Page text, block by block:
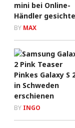
mini bei Online-
Händler
BY MAX
Pinkes Galaxy S
in Schweden
erschienen
BY INGO